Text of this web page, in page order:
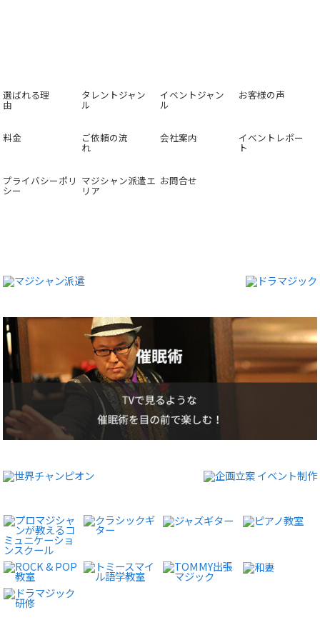
選ばれる理
由
タレントジャン
ル
イベントジャン
ル
お客様の声
料金 ご依頼の流
れ
会社案内 イベントレポー
ト
プライバシーポリ
シー
マジシャン派遣エ
リア
お問合せ